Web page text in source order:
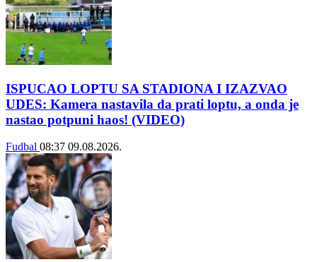
ISPUCAO LOPTU SA STADIONA I IZAZVAO
UDES: Kamera nastavila da prati loptu, a onda je
nastao potpuni haos! (VIDEO)
Fudbal 08:37 09.08.2026.